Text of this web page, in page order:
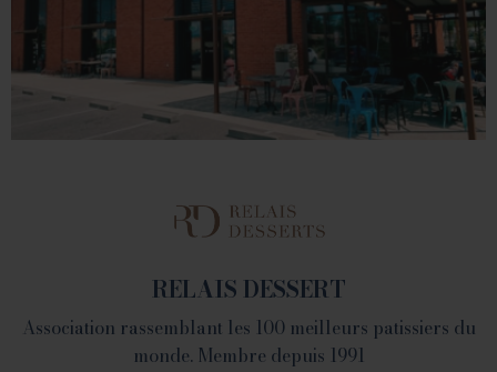
1082 Chemin de Devienne - 26100 Romans sur Isère
RELAIS DESSERT
Association rassemblant les 100 meilleurs patissiers du
monde. Membre depuis 1991